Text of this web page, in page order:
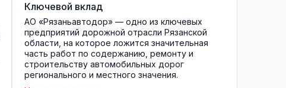
Ключевой вклад
АО «Рязаньавтодор» — одно из ключевых
предприятий дорожной отрасли Рязанской
области, на которое ложится значительная
часть работ по содержанию, ремонту и
строительству автомобильных дорог
регионального и местного значения.